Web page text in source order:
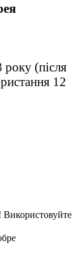
року (після
12
Використовуйте